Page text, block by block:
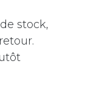
stock,